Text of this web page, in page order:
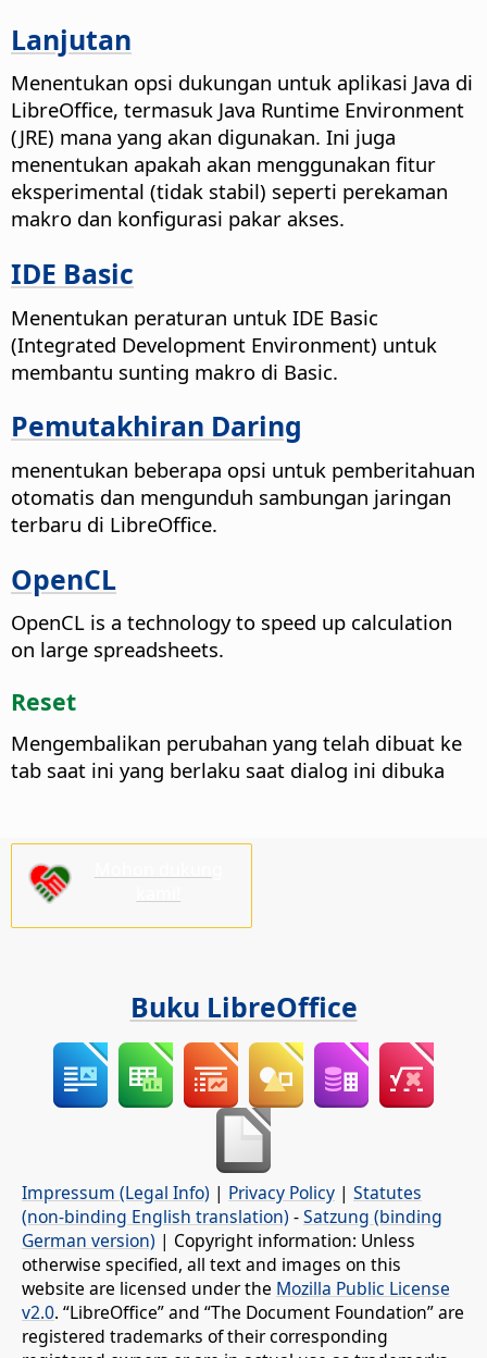
Lanjutan
Menentukan opsi dukungan untuk aplikasi Java di
LibreOffice, termasuk Java Runtime Environment
(JRE) mana yang akan digunakan. Ini juga
menentukan apakah akan menggunakan fitur
eksperimental (tidak stabil) seperti perekaman
makro dan konfigurasi pakar akses.
IDE Basic
Menentukan peraturan untuk IDE Basic
(Integrated Development Environment) untuk
membantu sunting makro di Basic.
Pemutakhiran Daring
menentukan beberapa opsi untuk pemberitahuan
otomatis dan mengunduh sambungan jaringan
terbaru di LibreOffice.
OpenCL
OpenCL is a technology to speed up calculation
on large spreadsheets.
Reset
Mengembalikan perubahan yang telah dibuat ke
tab saat ini yang berlaku saat dialog ini dibuka
Buku LibreOffice
Impressum (Legal Info) | Privacy Policy | Statutes
(non-binding English translation) -Satzung (binding
German version) | Copyright information: Unless
otherwise specified, all text and images on this
website are licensed under the Mozilla Public License
v2.0. “LibreOffice” and “The Document Foundation” are
registered trademarks of their corresponding